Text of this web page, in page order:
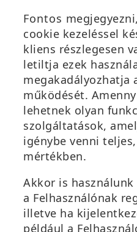
Fontos
cookie kezeléssel
kliens részlegesen
letiltja ezek
megakadályozhatja
működését.
lehetnek olyan
szolgáltatások,
igénybe venni
mértékben.
Akkor is
a Felhasználónak
illetve ha
például a